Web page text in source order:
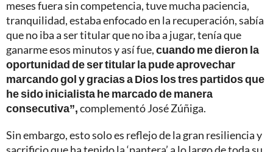
meses fuera sin competencia, tuve mucha paciencia,
tranquilidad, estaba enfocado en la recuperación, sabía
que no iba a ser titular que no iba a jugar, tenía que
ganarme esos minutos y así fue,cuando me dieron la
oportunidad de ser titular la pude aprovechar
marcando gol y gracias a Dios los tres partidos que
he sido inicialista he marcado de manera
consecutiva”,complementó José Zúñiga.
Sin embargo, esto solo es reflejo de la gran resiliencia y